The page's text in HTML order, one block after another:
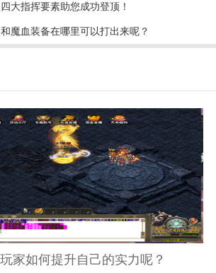
大指挥要素助您成功登顶！
魔血装备在哪里可以打出来呢？
家如何提升自己的实力呢？